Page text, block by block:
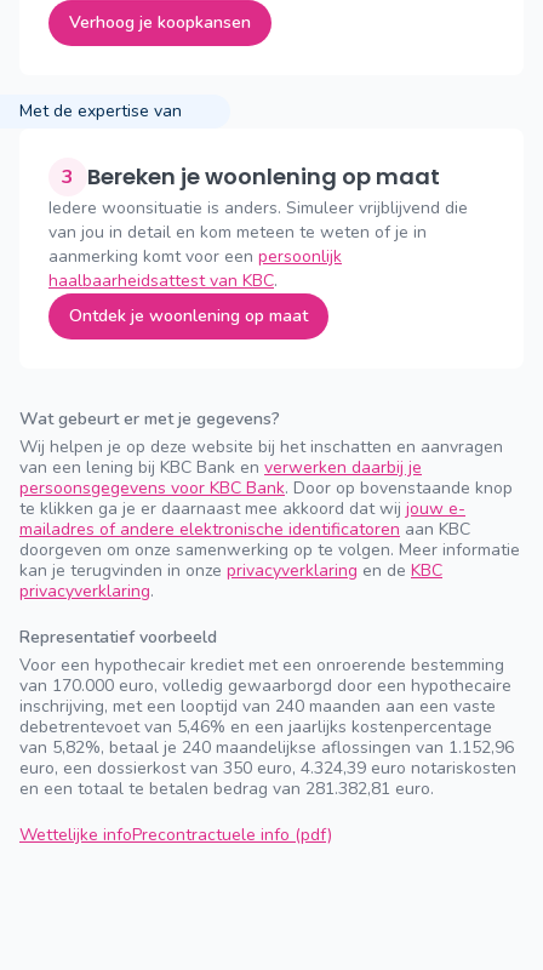
Verhoog je koopkansen
Met de expertise van
3 Bereken je woonlening op maat
Iedere woonsituatie is anders. Simuleer vrijblijvend die
van jou in detail en kom meteen te weten of je in
aanmerking komt voor een persoonlijk
haalbaarheidsattest van KBC.
Ontdek je woonlening op maat
Wat gebeurt er met je gegevens?
Wij helpen je op deze website bij het inschatten en aanvragen
van een lening bij KBC Bank en verwerken daarbij je
persoonsgegevens voor KBC Bank. Door op bovenstaande knop
te klikken ga je er daarnaast mee akkoord dat wij jouw e-
mailadres of andere elektronische identificatoren aan KBC
doorgeven om onze samenwerking op te volgen. Meer informatie
kan je terugvinden in onze privacyverklaring en de KBC
privacyverklaring.
Representatief voorbeeld
Voor een hypothecair krediet met een onroerende bestemming
van 170.000 euro, volledig gewaarborgd door een hypothecaire
inschrijving, met een looptijd van 240 maanden aan een vaste
debetrentevoet van 5,46% en een jaarlijks kostenpercentage
van 5,82%, betaal je 240 maandelijkse aflossingen van 1.152,96
euro, een dossierkost van 350 euro, 4.324,39 euro notariskosten
en een totaal te betalen bedrag van 281.382,81 euro.
Wettelijke infoPrecontractuele info (pdf)